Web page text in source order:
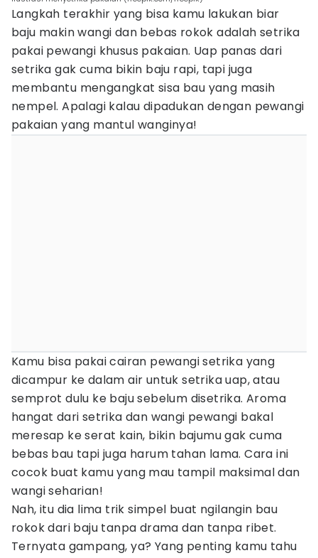
Langkah terakhir yang bisa kamu lakukan biar
baju makin wangi dan bebas rokok adalah setrika
pakai pewangi khusus pakaian. Uap panas dari
setrika gak cuma bikin baju rapi, tapi juga
membantu mengangkat sisa bau yang masih
nempel. Apalagi kalau dipadukan dengan pewangi
pakaian yang mantul wanginya!
Kamu bisa pakai cairan pewangi setrika yang
dicampur ke dalam air untuk setrika uap, atau
semprot dulu ke baju sebelum disetrika. Aroma
hangat dari setrika dan wangi pewangi bakal
meresap ke serat kain, bikin bajumu gak cuma
bebas bau tapi juga harum tahan lama. Cara ini
cocok buat kamu yang mau tampil maksimal dan
wangi seharian!
Nah, itu dia lima trik simpel buat ngilangin bau
rokok dari baju tanpa drama dan tanpa ribet.
Ternyata gampang, ya? Yang penting kamu tahu